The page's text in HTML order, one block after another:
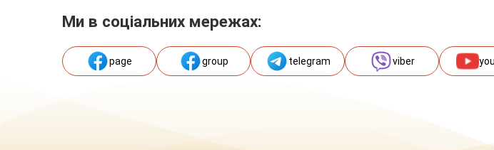
Ми в соціальних мережах:
page group telegram viber